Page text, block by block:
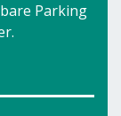
Parking